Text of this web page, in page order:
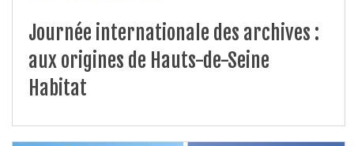
Journée internationale des archives :
aux origines de Hauts-de-Seine
Habitat